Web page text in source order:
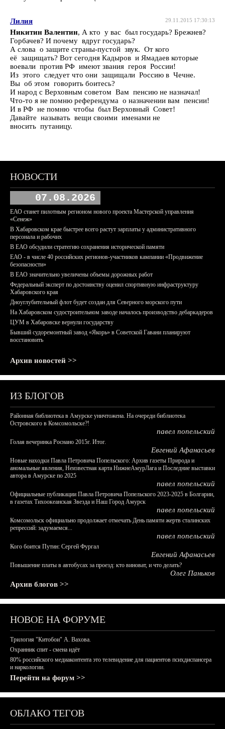
29.11.2015 17:30:13
Лилия
Никитин Валентин, А кто у вас был государь? Брежнев?
Горбачев? И почему вдруг государь?
А слова о защите страны-пустой звук. От кого
её защищать? Вот сегодня Кадыров и Ямадаев которые
воевали против РФ имеют звания героя России!
Из этого следует что они защищали Россию в Чечне.
Вы об этом говорить боитесь?
И народ с Верховным советом Вам пенсию не назначал!
Что-то я не помню референдума о назначении вам пенсии!
И в РФ не помню чтобы был Верховный Совет!
Давайте называть вещи своими именами не
вносить путаницу.
НОВОСТИ
07.08.2026
ЕАО станет пилотным регионом нового проекта Мастерской управления
«Сенеж»
В Хабаровском крае быстрее всего растут зарплаты у административного
персонала и рабочих
В ЕАО обсудили стратегию сохранения исторической памяти
ЕАО - в числе 40 российских регионов-участников кампании «Продвижение
безопасности»
В ЕАО значительно увеличены объемы дорожных работ
Федеральный эксперт по достоинству оценил спортивную инфраструктуру
Хабаровского края
Дноуглубительный флот будет создан для Северного морского пути
На Хабаровском судостроительном заводе началось производство дебаркадеров
ЦУМ в Хабаровске вернули государству
Бывший судоремонтный завод «Якорь» в Советской Гавани планируют
восстановить
Архив новостей >>
ИЗ БЛОГОВ
Районная библиотека в Амурске уничтожена. На очереди библиотека
Островского в Комсомольске?!
павел попельский
Голая вечеринка Роснано 2015г. Итог.
Евгений Афанасьев
Новые находки Павла Петровича Попельского: Архив газеты Природа и
аномальные явления, Неизвестная карта НижнеАмурЛага и Последние выставки
автора в Амурске по 2025
павел попельский
Официальные публикации Павла Петровича Попельского 2023-2025 в Болгарии,
в газетах Тихоокеанская Звезда и Наш Город Амурск
павел попельский
Комсомольск официально продолжает отмечать День памяти жертв сталинских
репрессий: задумаемся...
павел попельский
Кого боится Путин: Сергей Фургал
Евгений Афанасьев
Повышение платы в автобусах за проезд: кто виноват, и что делать?
Олег Паньков
Архив блогов >>
НОВОЕ НА ФОРУМЕ
Трилогия "Китобои" А. Вахова.
Охранник спит - смена идёт
80% российского медиаконтента это телевидение для пациентов психдиспансера
и наркологии.
Перейти на форум >>
ОБЛАКО ТЕГОВ